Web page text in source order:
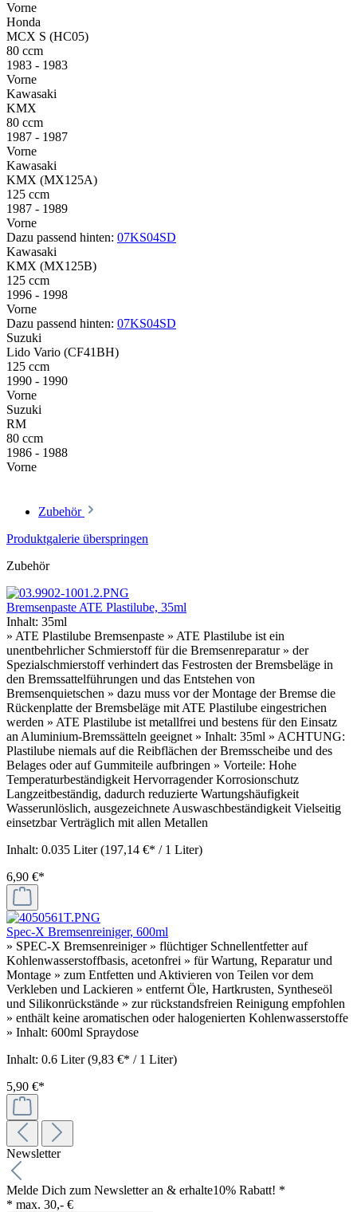
Vorne
Honda
MCX S (HC05)
80 ccm
1983 - 1983
Vorne
Kawasaki
KMX
80 ccm
1987 - 1987
Vorne
Kawasaki
KMX (MX125A)
125 ccm
1987 - 1989
Vorne
Dazu passend hinten: 07KS04SD
Kawasaki
KMX (MX125B)
125 ccm
1996 - 1998
Vorne
Dazu passend hinten: 07KS04SD
Suzuki
Lido Vario (CF41BH)
125 ccm
1990 - 1990
Vorne
Suzuki
RM
80 ccm
1986 - 1988
Vorne
Zubehör
Produktgalerie überspringen
Zubehör
Bremsenpaste ATE Plastilube, 35ml
Inhalt: 35ml
» ATE Plastilube Bremsenpaste » ATE Plastilube ist ein
unentbehrlicher Schmierstoff für die Bremsenreparatur » der
Spezialschmierstoff verhindert das Festrosten der Bremsbeläge in
den Bremssattelführungen und das Entstehen von
Bremsenquietschen » dazu muss vor der Montage der Bremse die
Rückenplatte der Bremsbeläge mit ATE Plastilube eingestrichen
werden » ATE Plastilube ist metallfrei und bestens für den Einsatz
an Aluminium-Bremssätteln geeignet » Inhalt: 35ml » ACHTUNG:
Plastilube niemals auf die Reibflächen der Bremsscheibe und des
Belages oder auf Gummiteile aufbringen » Vorteile: Hohe
Temperaturbeständigkeit Hervorragender Korrosionschutz
Langzeitbeständig, dadurch reduzierte Wartungshäufigkeit
Wasserunlöslich, ausgezeichnete Auswaschbeständigkeit Vielseitig
einsetzbar Verträglich mit allen Metallen
Inhalt: 0.035 Liter(197,14 €* / 1 Liter)
6,90 €*
Spec-X Bremsenreiniger, 600ml
» SPEC-X Bremsenreiniger » flüchtiger Schnellentfetter auf
Kohlenwasserstoffbasis, acetonfrei » für Wartung, Reparatur und
Montage » zum Entfetten und Aktivieren von Teilen vor dem
Verkleben und Lackieren » entfernt Öle, Hartkrusten, Syntheseöl
und Silikonrückstände » zur rückstandsfreien Reinigung empfohlen
» enthält keine aromatischen oder halogenierten Kohlenwasserstoffe
» Inhalt: 600ml Spraydose
Inhalt: 0.6 Liter(9,83 €* / 1 Liter)
5,90 €*
Newsletter
Melde Dich zum Newsletter an & erhalte10% Rabatt! *
* max. 30,- €